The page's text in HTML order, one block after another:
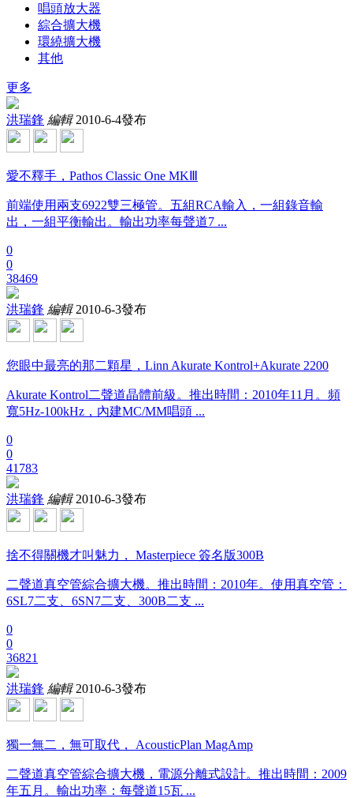
唱頭放大器
綜合擴大機
環繞擴大機
其他
更多
洪瑞鋒 編輯 2010-6-4發布
愛不釋手，Pathos Classic One MKⅢ
前端使用兩支6922雙三極管。五組RCA輸入，一組錄音輸
出，一組平衡輸出。輸出功率每聲道7 ...
0
0
38469
洪瑞鋒 編輯 2010-6-3發布
您眼中最亮的那二顆星，Linn Akurate Kontrol+Akurate 2200
Akurate Kontrol二聲道晶體前級。推出時間：2010年11月。頻
寬5Hz-100kHz，內建MC/MM唱頭 ...
0
0
41783
洪瑞鋒 編輯 2010-6-3發布
捨不得關機才叫魅力， Masterpiece 簽名版300B
二聲道真空管綜合擴大機。推出時間：2010年。使用真空管：
6SL7二支、6SN7二支、300B二支 ...
0
0
36821
洪瑞鋒 編輯 2010-6-3發布
獨一無二，無可取代， AcousticPlan MagAmp
二聲道真空管綜合擴大機，電源分離式設計。推出時間：2009
年五月。輸出功率：每聲道15瓦 ...